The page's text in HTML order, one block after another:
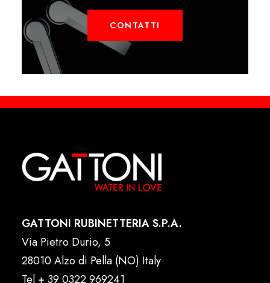
CONTATTI
GATTONI RUBINETTERIA S.P.A.
Via Pietro Durio, 5
28010 Alzo di Pella (NO) Italy
Tel + 39 0322 969241